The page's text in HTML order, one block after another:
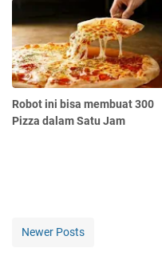
Robot ini bisa membuat 300
Pizza dalam Satu Jam
Newer Posts